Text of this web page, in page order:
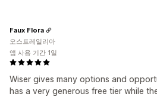
Wiser gives many options and
has a very generous free tier while
Faux Flora
오스트레일리아
앱 사용 기간 1일